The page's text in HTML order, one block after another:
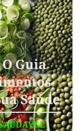
Guia
Saúde